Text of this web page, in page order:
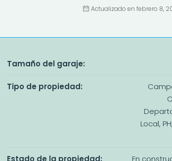
Actualizado en febrero 8,
Tamaño del garaje:
Tipo de propiedad:
Local,
Estado de la propiedad:
En